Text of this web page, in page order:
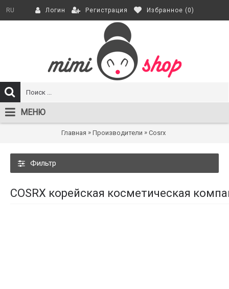
RU Логин Регистрация Избранное (0)
МЕНЮ
Главная » Производители » Cosrx
Фильтр
COSRX корейская косметическая